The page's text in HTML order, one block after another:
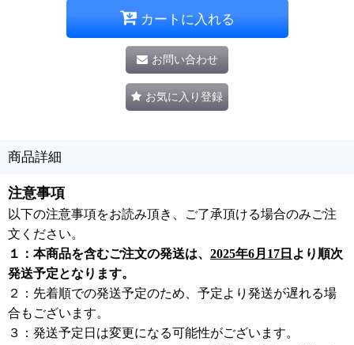
カートに入れる
お問い合わせ
お気に入り登録
商品詳細
注意事項
以下の注意事項をお読み頂き、ご了承頂ける場合のみご注
文ください。
１：本商品を含むご注文の発送は、 2025年6月17日 より順次
発送予定となります。
２：先着順での発送予定のため、予定より発送が遅れる場
合もございます。
３：発送予定日は変更になる可能性がございます。